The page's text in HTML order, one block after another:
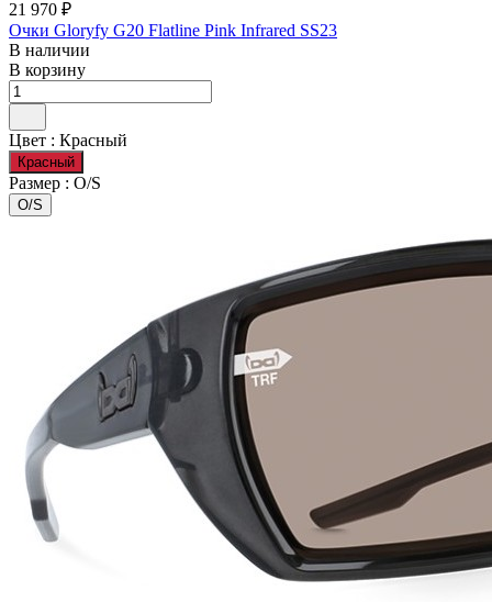
21 970 ₽
Очки Gloryfy G20 Flatline Pink Infrared SS23
В наличии
В корзину
Цвет : Красный
Красный
Размер : O/S
O/S